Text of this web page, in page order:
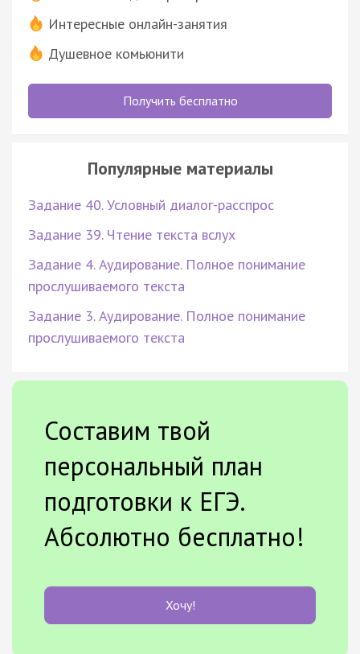
Интересные онлайн-занятия
Душевное комьюнити
Получить бесплатно
Популярные материалы
Задание 40. Условный диалог-расспрос
Задание 39. Чтение текста вслух
Задание 4. Аудирование. Полное понимание
прослушиваемого текста
Задание 3. Аудирование. Полное понимание
прослушиваемого текста
Составим твой
персональный план
подготовки к ЕГЭ.
Абсолютно бесплатно!
Хочу!